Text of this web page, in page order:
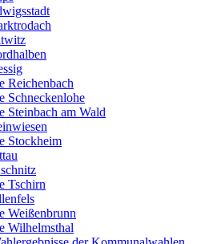
Reichenbach
Schneckenlohe
Steinbach am Wald
Stockheim
Tschirn
Weißenbrunn
Wilhelmsthal